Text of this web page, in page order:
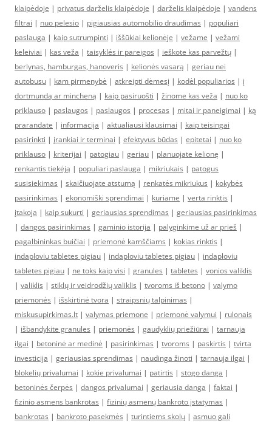
klaipėdoje | privatus darželis klaipėdoje | darželis klaipėdoje | vandens
filtrai | nuo pelesio | pigiausias automobilio draudimas | populiari
paslauga | kaip sutrumpinti | iššūkiai kelionėje | vežame | vežami
keleiviai | kas veža | taisyklės ir pareigos | ieškote kas parvežtų |
berlynas, hamburgas, hanoveris | kelionės vasarą | geriau nei
autobusu | kam pirmenybė | atkreipti dėmesį | kodėl populiarios | į
dortmundą ar mincheną | kaip pasiruošti | žinome kas veža | nuo ko
priklauso | paslaugos | paslaugos | procesas | mitai ir paneigimai | ką
prarandate | informacija | aktualiausi klausimai | kaip teisingai
pasirinkti | įrankiai ir terminai | efektyvus būdas | epitetai | nuo ko
priklauso | kriterijai | patogiau | geriau | planuojate kelionę |
renkantis tiekėją | populiari paslauga | mikriukais | patogus
susisiekimas | skaičiuojate atstumą | renkatės mikriukus | kokybės
pasirinkimas | ekonomiški sprendimai | kuriame | verta rinktis |
įtakoja | kaip sukurti | geriausias sprendimas | geriausias pasirinkimas
| dangos pasirinkimas | gaminio istorija | palyginkime už ar prieš |
pagalbininkas buičiai | priemonė kamščiams | kokias rinktis |
indaploviu tabletes pigiau | indaploviu tabletes pigiau | indaploviu
tabletes pigiau | ne toks kaip visi | granules | tabletes | vonios valiklis
| valiklis | stiklų ir veidrodžių valiklis | tvoroms iš betono | valymo
priemonės | išskirtinė tvora | straipsnių talpinimas |
miskusupirkimas.lt | valymas priemone | priemonė valymui | rulonais
| išbandykite granules | priemonės | gaudyklių priežiūrai | tarnauja
ilgai | betoninė ar medinė | pasirinkimas | tvoroms | paskirtis | tvirta
investicija | geriausias sprendimas | naudinga žinoti | tarnauja ilgai |
blokelių privalumai | kokie privalumai | patirtis | stogo danga |
betoninės čerpės | dangos privalumai | geriausia danga | faktai |
fizinio asmens bankrotas | fizinių asmenų bankroto įstatymas |
bankrotas | bankroto pasekmės | turintiems skolų | asmuo gali